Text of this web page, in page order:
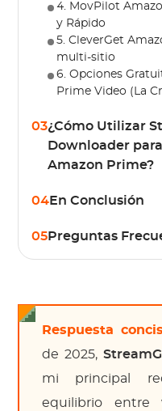
4. MovPilot
y Rápido
5. CleverGet
multi-sitio
6. Opciones
Prime Video (La
03¿Cómo Utilizar
Downloader
Amazon Prime?
04En Conclusión
05Preguntas
Respuesta
de 2025,
mi principal
equilibrio entre